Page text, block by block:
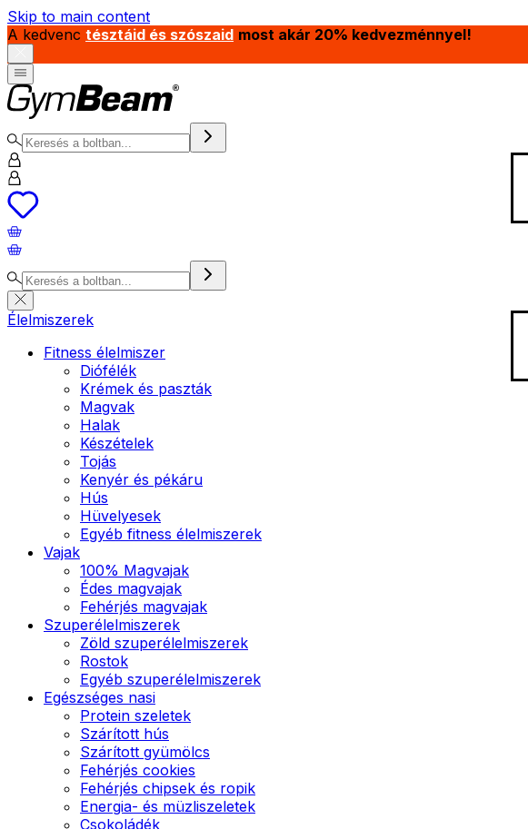
Skip to main content
A kedvenc tésztáid és szószaid most akár 20% kedvezménnyel!
Élelmiszerek
Fitness élelmiszer
Diófélék
Krémek és paszták
Magvak
Halak
Készételek
Tojás
Kenyér és pékáru
Hús
Hüvelyesek
Egyéb fitness élelmiszerek
Vajak
100% Magvajak
Édes magvajak
Fehérjés magvajak
Szuperélelmiszerek
Zöld szuperélelmiszerek
Rostok
Egyéb szuperélelmiszerek
Egészséges nasi
Protein szeletek
Szárított hús
Szárított gyümölcs
Fehérjés cookies
Fehérjés chipsek és ropik
Energia- és müzliszeletek
Csokoládék